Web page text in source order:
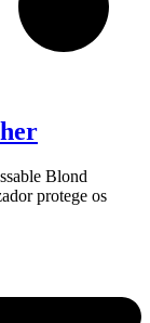
Blond
protege os